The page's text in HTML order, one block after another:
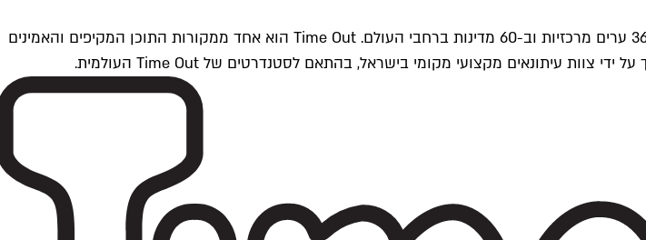
Time Outתל אביב הוא חלק מרשת Time Out Global — רשת מדיה בינלאומית הפועלת ב-360 ערים מרכזיות וב-60 מדינות ברחבי העולם. Time Out הוא אחד ממקורות התוכן המקיפים והאמינים